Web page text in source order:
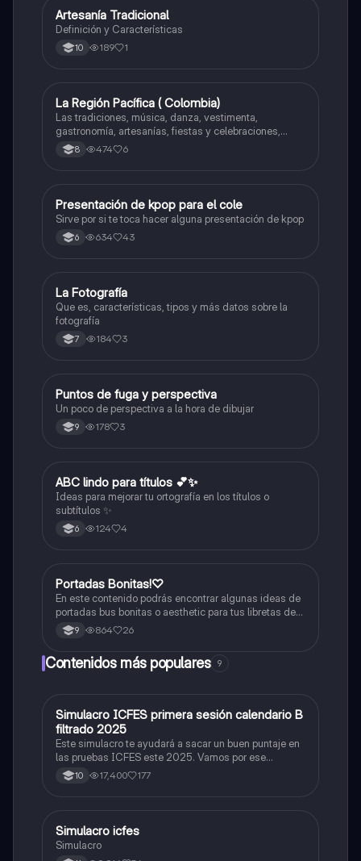
Artes
Artesanía Tradicional
Definición y Características
10 189 1
Artes
La Región Pacífica ( Colombia)
Las tradiciones, música, danza, vestimenta,
gastronomía, artesanías, fiestas y celebraciones,
medicina tradicional, ritmos e instrumentos
musicales.
8 474 6
Artes
Presentación de kpop para el cole
Sirve por si te toca hacer alguna presentación de kpop
6 634 43
Artes
La Fotografía
Que es, características, tipos y más datos sobre la
fotografía
7 184 3
Artes
Puntos de fuga y perspectiva
Un poco de perspectiva a la hora de dibujar
9 178 3
Lengua Castellana
ABC lindo para títulos 💕✨
Ideas para mejorar tu ortografía en los títulos o
subtítulos ✨
6 124 4
Artes
Portadas Bonitas!♡
En este contenido podrás encontrar algunas ideas de
portadas bus bonitas o aesthetic para tus libretas de
apuntes!
9 864 26
Contenidos más populares 9
ICFES: Matemáticas
Simulacro ICFES primera sesión calendario B
filtrado 2025
Este simulacro te ayudará a sacar un buen puntaje en
las pruebas ICFES este 2025. Vamos por ese
500/500. Y poder ser admitido en la universidad que
quieras, estudiar la carrera que quieres y no la que te
10 17,400 177
ICFES: Lectura Crítica
Simulacro icfes
Simulacro